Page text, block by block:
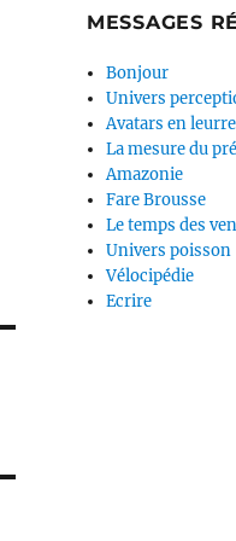
MESSAGES
Bonjour
Univers
Avatars en leurre
La mesure du
Amazonie
Fare Brousse
Le temps des
Univers poisson
Vélocipédie
Ecrire